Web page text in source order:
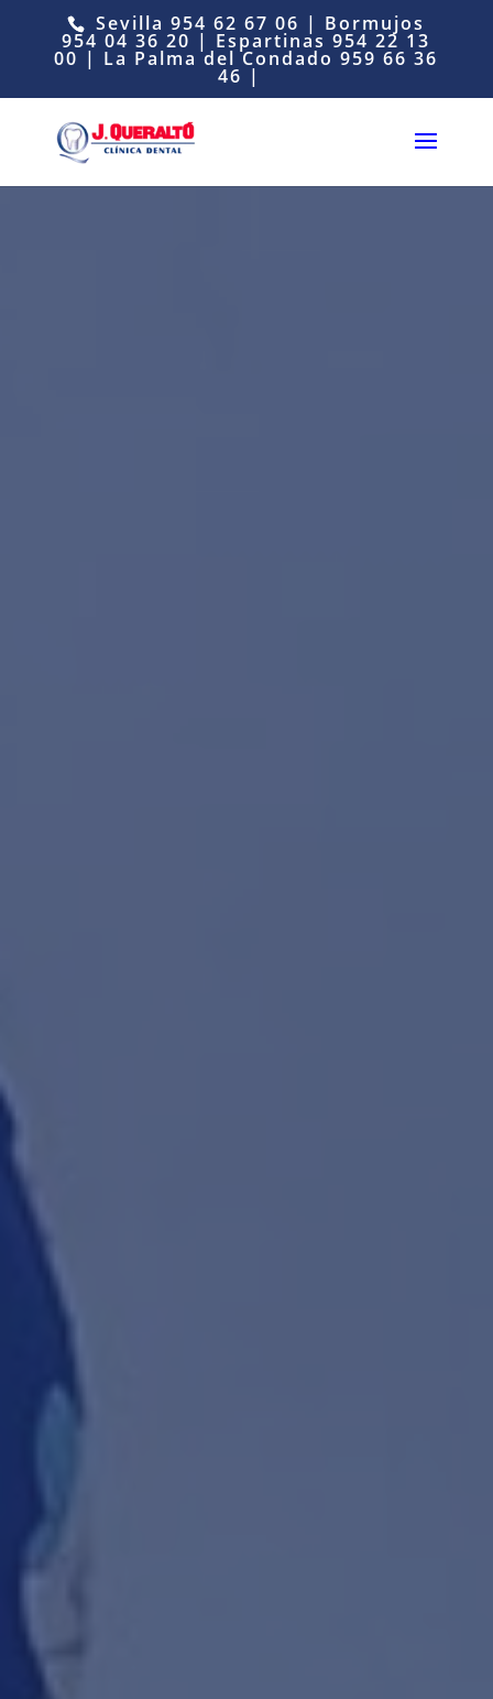
Sevilla954 62 67 06 | Bormujos
954 04 36 20 | Espartinas954 22 13
00 | La Palma del Condado959 66 36
46 |